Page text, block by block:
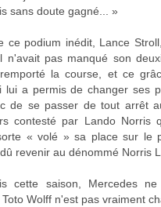
sans doute gagné... »
ce podium inédit, Lance
n'avait pas manqué son
la course, et ce
lui a permis de changer ses
de se passer de tout arrêt
contesté par Lando Norris
« volé » sa place sur le
revenir au dénommé Norris
cette saison, Mercedes ne
Wolff n'est pas vraiment